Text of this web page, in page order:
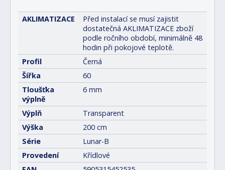
AKLIMATIZACE
Před instalací se musí zajistit
dostatečná AKLIMATIZACE zboží
podle ročního období, minimálně 48
hodin při pokojové teplotě.
Profil
Černá
Šířka
60
Tloušťka
výplně
6 mm
Výplň
Transparent
Výška
200 cm
Série
Lunar-B
Provedení
Křídlové